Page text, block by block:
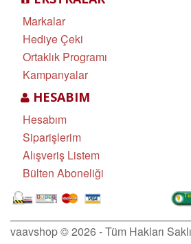
Markalar
Hediye Çeki
Ortaklık Programı
Kampanyalar
HESABIM
Hesabım
Siparişlerim
Alışveriş Listem
Bülten Aboneliği
vaavshop © 2026 - Tüm Hakları